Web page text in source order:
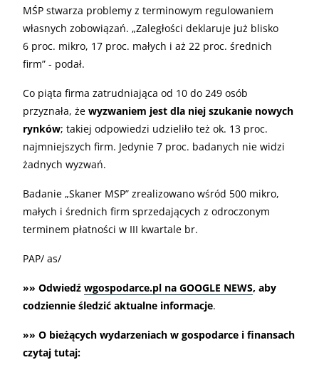
MŚP stwarza problemy z terminowym regulowaniem
własnych zobowiązań. „Zaległości deklaruje już blisko
6 proc. mikro, 17 proc. małych i aż 22 proc. średnich
firm” - podał.
Co piąta firma zatrudniająca od 10 do 249 osób
przyznała, że wyzwaniem jest dla niej szukanie nowych
rynków; takiej odpowiedzi udzieliło też ok. 13 proc.
najmniejszych firm. Jedynie 7 proc. badanych nie widzi
żadnych wyzwań.
Badanie „Skaner MSP” zrealizowano wśród 500 mikro,
małych i średnich firm sprzedających z odroczonym
terminem płatności w III kwartale br.
PAP/ as/
»» Odwiedź wgospodarce.pl na GOOGLE NEWS, aby
codziennie śledzić aktualne informacje.
»» O bieżących wydarzeniach w gospodarce i finansach
czytaj tutaj: